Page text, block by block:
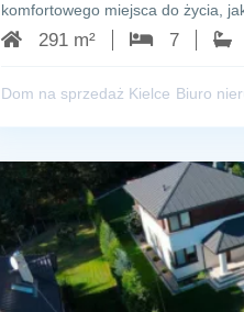
komfortowego miejsca do życia,
291 m² 7
Dom na sprzedaż Kielce Biuro